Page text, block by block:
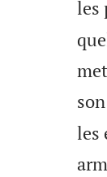
les
les